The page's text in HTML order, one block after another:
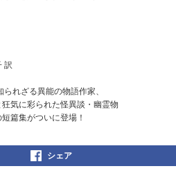
訳
れざる異能の物語作家、
気に彩られた怪異談・幽霊物
篇集がついに登場！
シェア